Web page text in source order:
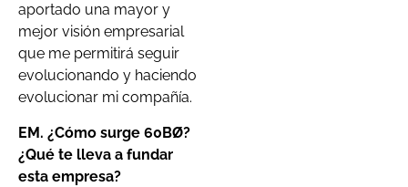
aportado una mayor y
mejor visión empresarial
que me permitirá seguir
evolucionando y haciendo
evolucionar mi compañía.
EM. ¿Cómo surge 60BØ?
¿Qué te lleva a fundar
esta empresa?